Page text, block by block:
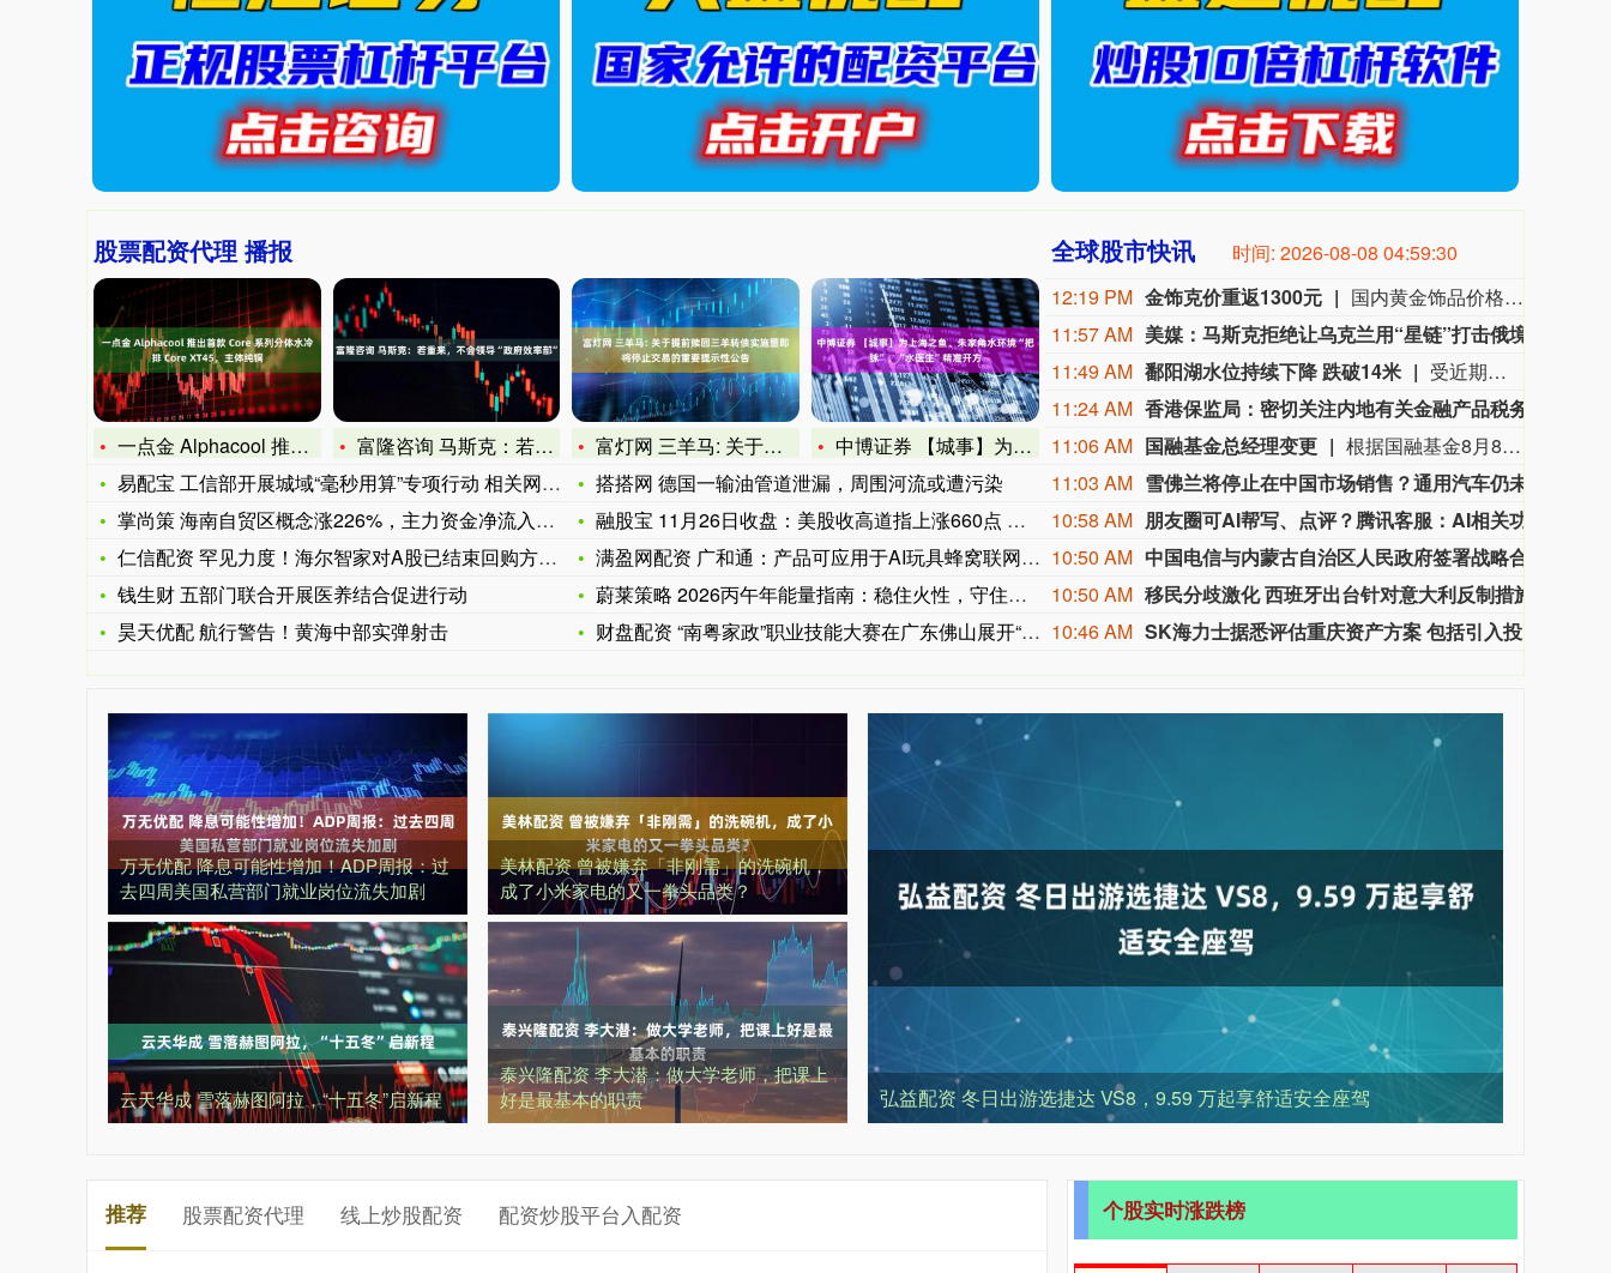
股票配资代理 播报
一点金 Alphacool 推出首款 Core 系列分体水冷
富隆咨询 马斯克：若重来，不会领导“政府效率部”
易配宝 工信部开展城域“毫秒用算”专项行动 相关网络设备需求
掌尚策 海南自贸区概念涨226%，主力资金净流入这些股
仁信配资 罕见力度！海尔智家对A股已结束回购方案的库存股进行
钱生财 五部门联合开展医养结合促进行动
昊天优配 航行警告！黄海中部实弹射击
富灯网 三羊马: 关于提前赎回三羊转债实施暨即将停止交易的重
中博证券 【城事】为上海之鱼、朱家角水环境“把脉”，“水医生
搭搭网 德国一输油管道泄漏，周围河流或遭污染
融股宝 11月26日收盘：美股收高道指上涨660点 市场提高
满盈网配资 广和通：产品可应用于AI玩具蜂窝联网需求
蔚莱策略 2026丙午年能量指南：稳住火性，守住节奏就是赢
财盘配资 “南粤家政”职业技能大赛在广东佛山展开“巅峰对决”
全球股市快讯 时间: 2026-08-08 04:59:31
12:19 PM 金饰克价重返1300元
国内黄金饰品价格对比显示，国内多家品牌足金饰品价格重返1300元，其中周生生足金饰品报1315元/克，周大福报价1308元/克，老庙黄金报价1310元/克。
11:57 AM
11:49 AM 鄱阳湖水位持续下降 跌破14米
受近期持续高温天气影响，我国最大淡水湖鄱阳湖水位快速下降。截至8月8日8时，鄱阳湖标志性水文站星子站水位下降至13.97米，较昨日下降0.13米，鄱阳湖湖口站水位下降至13.84米，湖区两岸退水痕迹明显。（央视新闻）
11:24 AM
11:06 AM 国融基金总经理变更
根据国融基金8月8日公告，总经理毛灵俊因个人原因离任，总经理职位暂由张圆辉代任。根据国融基金安排，该公司董事会选举韩光华拟任公司总经理，待韩光华完成相关程序后履职。
11:03 AM
10:58 AM
10:50 AM
10:50 AM
10:46 AM
SK海力士据悉评估重庆资产方案 包括引入投资者
万无优配 降息可能性增加！ADP周报：过
去四周美国私营部门就业岗位流失加剧
云天华成 雪落赫图阿拉，“十五冬”启新程
美林配资 曾被嫌弃「非刚需」的洗碗机，
成了小米家电的又一拳头品类？
泰兴隆配资 李大潜：做大学老师，把课上
好是最基本的职责
弘益配资 冬日出游选捷达 VS8，9.59 万起享舒适安全座驾
推荐 股票配资代理 线上炒股配资 配资炒股平台入配资 个股实时涨跌榜